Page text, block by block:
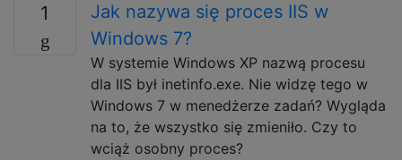
1
Jak nazywa się proces IIS w
Windows 7?
W systemie Windows XP nazwą procesu
dla IIS był inetinfo.exe. Nie widzę tego w
Windows 7 w menedżerze zadań? Wygląda
na to, że wszystko się zmieniło. Czy to
wciąż osobny proces?